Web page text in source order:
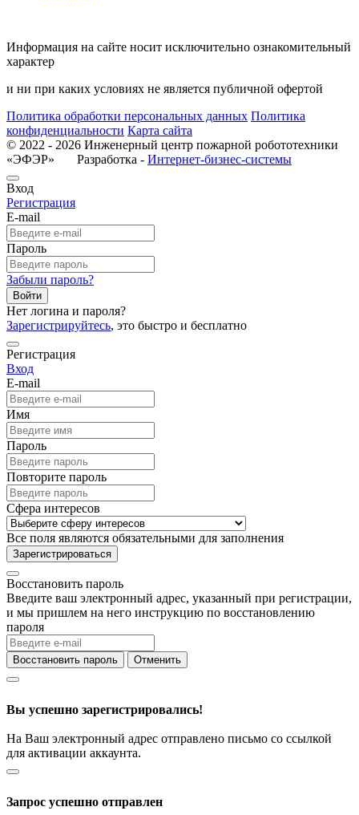
Информация на сайте носит исключительно ознакомительный
характер
и ни при каких условиях не является публичной офертой
Политика обработки персональных данных Политика
конфиденциальности Карта сайта
© 2022 - 2026 Инженерный центр пожарной робототехники
«ЭФЭР» Разработка - Интернет-бизнес-системы
Вход
Регистрация
E-mail
Пароль
Забыли пароль?
Войти
Нет логина и пароля?
Зарегистрируйтесь, это быстро и бесплатно
Регистрация
Вход
E-mail
Имя
Пароль
Повторите пароль
Сфера интересов
Все поля являются обязательными для заполнения
Зарегистрироваться
Восстановить пароль
Введите ваш электронный адрес, указанный при регистрации,
и мы пришлем на него инструкцию по восстановлению
пароля
Восстановить пароль Отменить
Вы успешно зарегистрировались!
На Ваш электронный адрес отправлено письмо со ссылкой
для активации аккаунта.
Запрос успешно отправлен